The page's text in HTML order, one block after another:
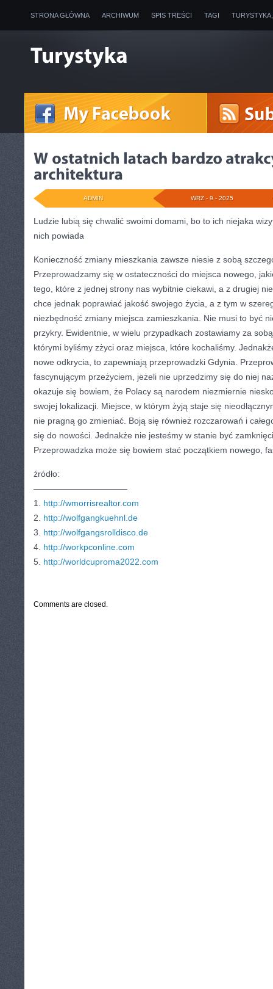
STRONA GŁÓWNA ARCHIWUM SPIS TREŚCI TAGI
WRZ - 9 - 2025
ADMIN
Ludzie lubią się chwalić swoimi domami, bo to ich niejaka
nich powiada
Konieczność zmiany mieszkania zawsze niesie z sobą
Przeprowadzamy się w ostateczności do miejsca nowego,
tego, które z jednej strony nas wybitnie ciekawi, a z drugiej
chce jednak poprawiać jakość swojego życia, a z tym w
niezbędność zmiany miejsca zamieszkania. Nie musi to być
przykry. Ewidentnie, w wielu przypadkach zostawiamy za
którymi byliśmy zżyci oraz miejsca, które kochaliśmy.
nowe odkrycia, to zapewniają przeprowadzki Gdynia.
fascynującym przeżyciem, jeżeli nie uprzedzimy się do niej
okazuje się bowiem, że Polacy są narodem niezmiernie
swojej lokalizacji. Miejsce, w którym żyją staje się
nie pragną go zmieniać. Boją się również rozczarowań i
się do nowości. Jednakże nie jesteśmy w stanie być
Przeprowadzka może się bowiem stać początkiem nowego,
źródło:
———————————
1. http://wmorrisrealtor.com
2. http://wolfgangkuehnl.de
3. http://wolfgangsrolldisco.de
4. http://workpconline.com
5. http://worldcuproma2022.com
Comments are closed.